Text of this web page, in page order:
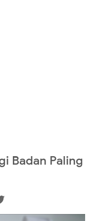
Badan Paling